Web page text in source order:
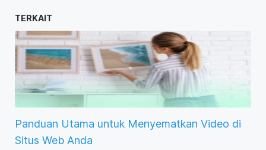
TERKAIT
Panduan Utama untuk Menyematkan Video di
Situs Web Anda